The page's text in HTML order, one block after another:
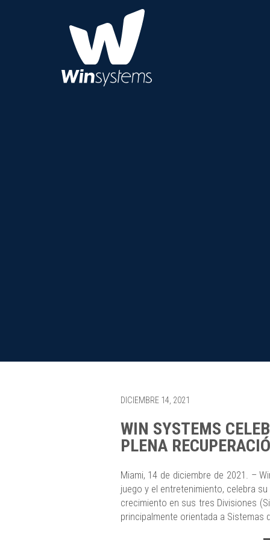
DICIEMBRE 14, 2021
WIN SYSTEMS
PLENA
Miami, 14 de diciembre de 2021. –
juego y el entretenimiento, celebra
crecimiento en sus tres Divisiones
principalmente orientada a Sistemas